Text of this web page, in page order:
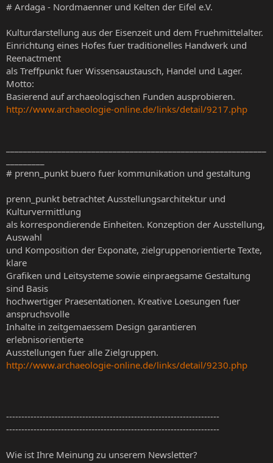
# Ardaga - Nordmaenner und Kelten der Eifel e.V.
Kulturdarstellung aus der Eisenzeit und dem Fruehmittelalter.
Einrichtung eines Hofes fuer traditionelles Handwerk und
Reenactment
als Treffpunkt fuer Wissensaustausch, Handel und Lager.
Motto:
Basierend auf archaeologischen Funden ausprobieren.
http://www.archaeologie-online.de/links/detail/9217.php
# prenn_punkt buero fuer kommunikation und gestaltung
prenn_punkt betrachtet Ausstellungsarchitektur und
Kulturvermittlung
als korrespondierende Einheiten. Konzeption der Ausstellung,
Auswahl
und Komposition der Exponate, zielgruppenorientierte Texte,
klare
Grafiken und Leitsysteme sowie einpraegsame Gestaltung
sind Basis
hochwertiger Praesentationen. Kreative Loesungen fuer
anspruchsvolle
Inhalte in zeitgemaessem Design garantieren
erlebnisorientierte
Ausstellungen fuer alle Zielgruppen.
http://www.archaeologie-online.de/links/detail/9230.php
----------------------------------------------------------------------
----------------------------------------------------------------------
Wie ist Ihre Meinung zu unserem Newsletter?